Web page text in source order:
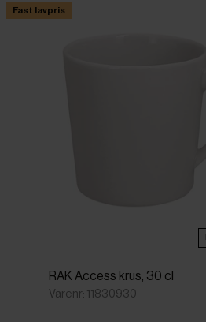
Fast lavpris
RAK Access krus, 30 cl
Varenr: 11830930